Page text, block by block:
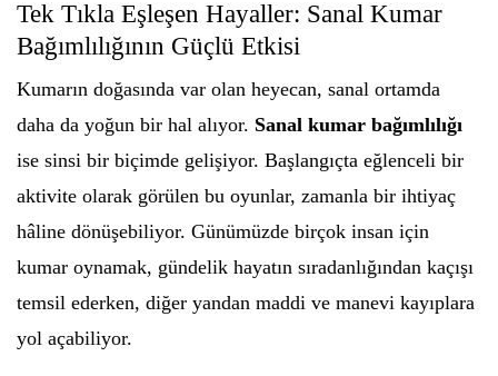
Tek Tıkla Eşleşen Hayaller: Sanal Kumar
Bağımlılığının Güçlü Etkisi
Kumarın doğasında var olan heyecan, sanal ortamda
daha da yoğun bir hal alıyor. Sanal kumar bağımlılığı
ise sinsi bir biçimde gelişiyor. Başlangıçta eğlenceli bir
aktivite olarak görülen bu oyunlar, zamanla bir ihtiyaç
hâline dönüşebiliyor. Günümüzde birçok insan için
kumar oynamak, gündelik hayatın sıradanlığından kaçışı
temsil ederken, diğer yandan maddi ve manevi kayıplara
yol açabiliyor.